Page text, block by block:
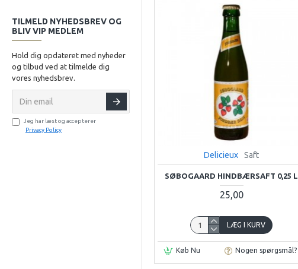
TILMELD NYHEDSBREV OG
BLIV VIP MEDLEM
Hold dig opdateret med nyheder
og tilbud ved at tilmelde dig
vores nyhedsbrev.
Jeg har læst og accepterer
Privacy Policy
Delicieux Saft
SØBOGAARD HINDBÆRSAFT 0,25 L
25,00
LÆG I KURV
Køb Nu Nogen spørgsmål?